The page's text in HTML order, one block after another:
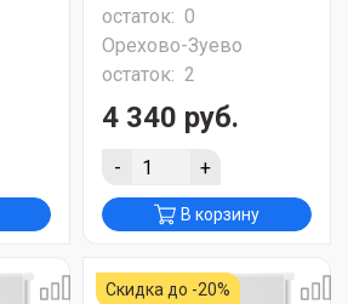
остаток: 0
Орехово-Зуево
остаток: 2
4 340 руб.
- +
В корзину
Скидка до -20%